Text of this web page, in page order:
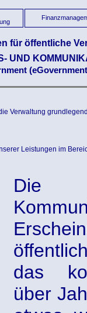
für öffentliche
UND
Verwaltung grundlegend
Leistungen im
Die
das
über